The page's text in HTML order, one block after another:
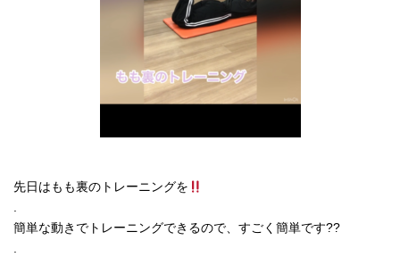
先日はもも裏のトレーニングを
.
簡単な動きでトレーニングできるので、すごく簡単です??
.